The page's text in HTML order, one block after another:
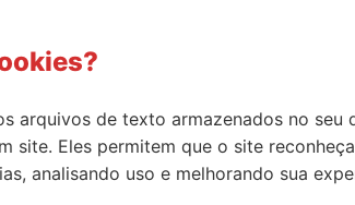
arquivos de texto armazenados no
site. Eles permitem que o site
analisando uso e melhorando sua